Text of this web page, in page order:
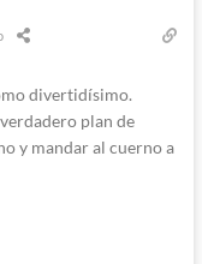
divertidísimo.
plan de
y mandar al cuerno a